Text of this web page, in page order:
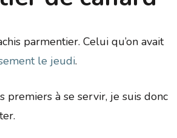
parmentier. Celui qu’on avait
le jeudi.
premiers à se servir, je suis donc